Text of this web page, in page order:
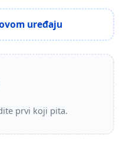
uređaju
prvi koji pita.